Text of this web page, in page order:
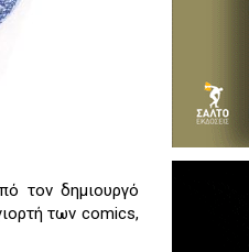
τον δημιουργό
των comics,